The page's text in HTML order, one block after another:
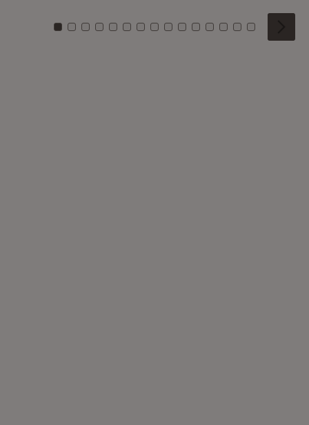
Zu Kachel: 0
Zu Kachel: 1
Zu Kachel: 2
Zu Kachel: 3
Zu Kachel: 4
Zu Kachel: 5
Zu Kachel: 6
Zu Kachel: 7
Zu Kachel: 8
Zu Kachel: 9
Zu Kachel: 10
Zu Kachel: 11
Zu Kachel: 12
Zu Kachel:
Zu